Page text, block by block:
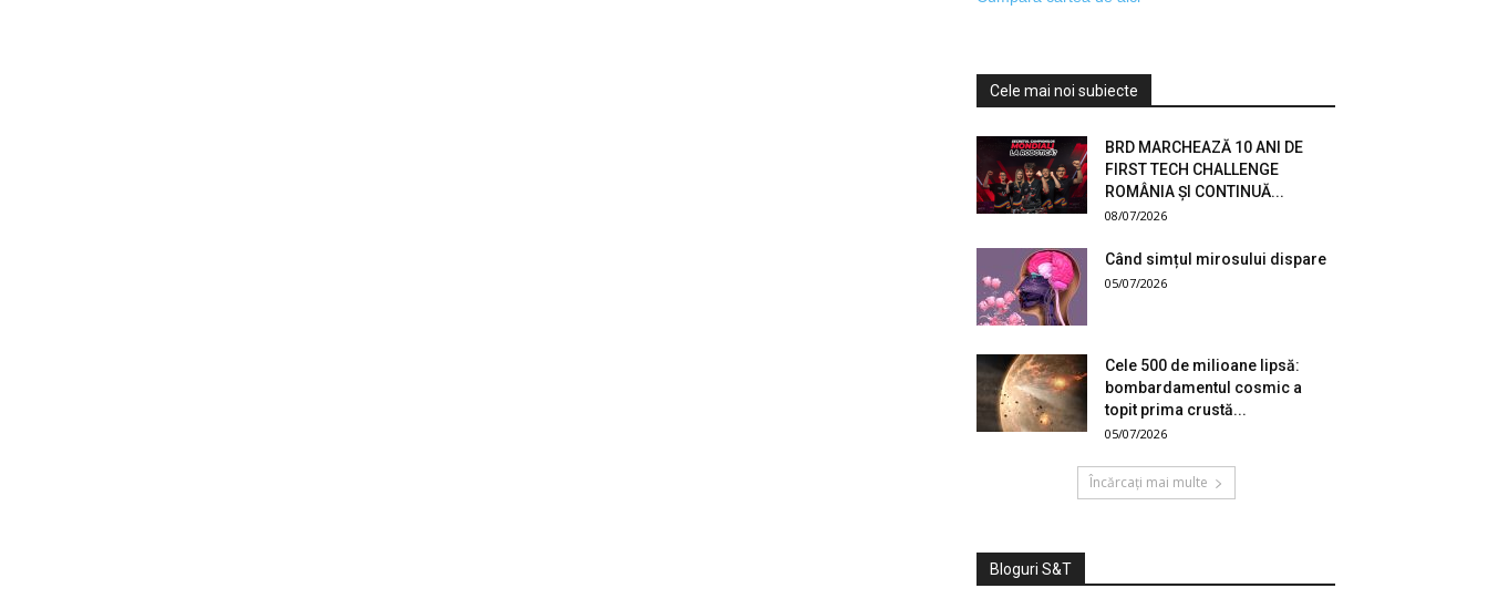
Cele mai noi subiecte
BRD MARCHEAZĂ 10 ANI DE
FIRST TECH CHALLENGE
ROMÂNIA ȘI CONTINUĂ...
08/07/2026
Când simțul mirosului dispare
05/07/2026
Cele 500 de milioane lipsă:
bombardamentul cosmic a
topit prima crustă...
05/07/2026
Încărcați mai multe
Bloguri S&T